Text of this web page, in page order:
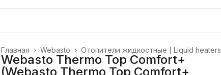
Отопители жидкостные | Liquid heaters
Webasto ›
Главная ›
Webasto Thermo Top Comfort+
(Webasto Thermo Top Comfort+